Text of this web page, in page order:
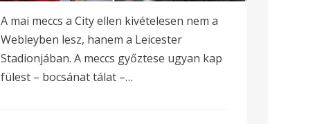
A mai meccs a City ellen kivételesen nem a
Webleyben lesz, hanem a Leicester
Stadionjában. A meccs győztese ugyan kap
fülest – bocsánat tálat –…